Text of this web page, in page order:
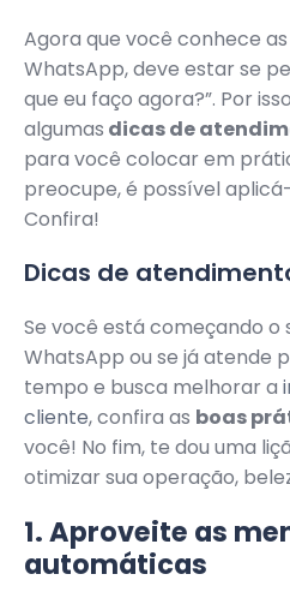
Agora que você conhece
WhatsApp, deve estar se
que eu faço agora?”. Por
algumas dicas de
para você colocar em
preocupe, é possível
Confira!
Dicas de
Se você está começando o
WhatsApp ou se já atende
tempo e busca melhorar a
cliente, confira as boas
você! No fim, te dou uma
otimizar sua operação,
1. Aproveite as
automáticas